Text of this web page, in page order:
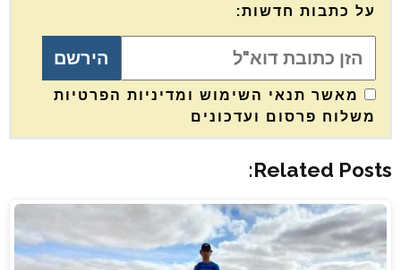
על כתבות חדשות:
מאשר תנאי השימוש ומדיניות הפרטיות
משלוח פרסום ועדכונים
Related Posts: